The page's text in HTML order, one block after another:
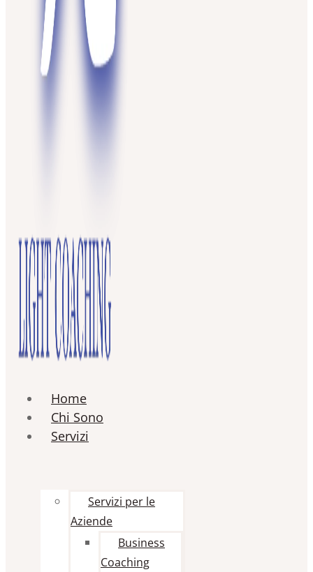
Home
Chi Sono
Servizi
Servizi per le
Aziende
Business
Coaching